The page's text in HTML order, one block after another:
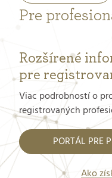
Pre
Rozšírené
pre
Viac podrobností o
registrovaných
PORTÁL PRE
Ako